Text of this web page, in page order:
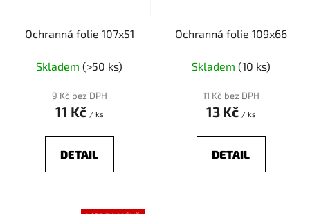
Ochranná folie 107x51
Skladem (>50 ks)
9 Kč bez DPH
11 Kč / ks
DETAIL
Ochranná folie 109x66
Skladem (10 ks)
11 Kč bez DPH
13 Kč / ks
DETAIL